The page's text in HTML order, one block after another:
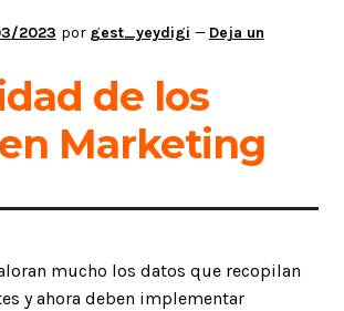
2023 por gest_yeydigi — Deja un
de los
Marketing
mucho los datos que recopilan
y ahora deben implementar